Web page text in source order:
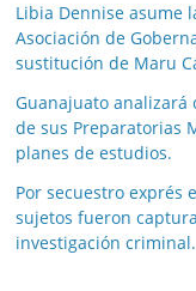
Libia Dennise asume
Asociación de
sustitución de Maru
Guanajuato
de sus Preparatorias
planes de estudios.
Por secuestro exprés
sujetos fueron
investigación criminal.